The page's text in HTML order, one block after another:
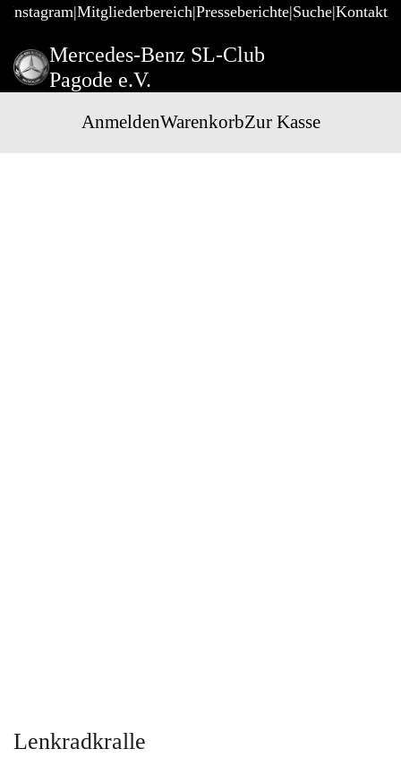
Mitgliederbereich Presseberichte Suche Kontakt
Mercedes-Benz SL-Club
Pagode e.V.
AnmeldenWarenkorbZur Kasse
Lenkradkralle